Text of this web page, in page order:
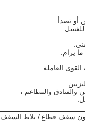
للغسل.
والفنادق والمطاعم ،
× 8/220 × 10 أبيض اللون سقف قطاع / بلاط السقف